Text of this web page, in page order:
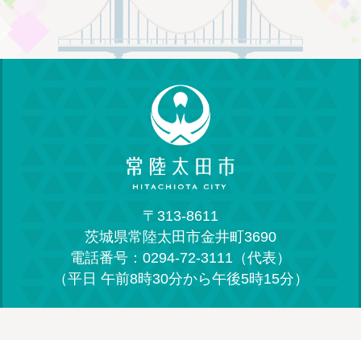
〒313-8611
茨城県常陸太田市金井町3690
電話番号：0294-72-3111（代表）
（平日 午前8時30分から午後5時15分）